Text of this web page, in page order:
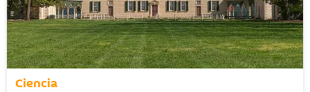
Ciencia